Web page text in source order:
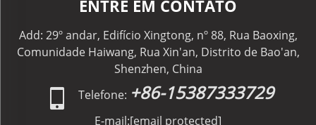
ENTRE EM CONTATO
Add: 29º andar, Edifício Xingtong, nº 88, Rua Baoxing,
Comunidade Haiwang, Rua Xin'an, Distrito de Bao'an,
Shenzhen, China
Telefone: +86-15387333729
E-mail:[email protected]